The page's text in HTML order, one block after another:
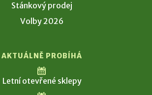
Stánkový prodej
Volby 2026
AKTUÁLNĚ PROBÍHÁ
Letní otevřené sklepy